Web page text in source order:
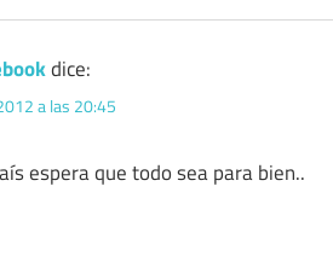
dice:
a las 20:45
espera que todo sea para bien..